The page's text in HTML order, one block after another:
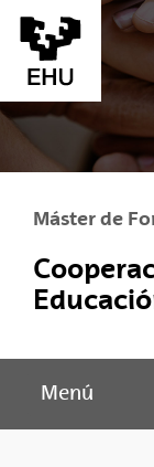
Saltar al
Máster de
Menú